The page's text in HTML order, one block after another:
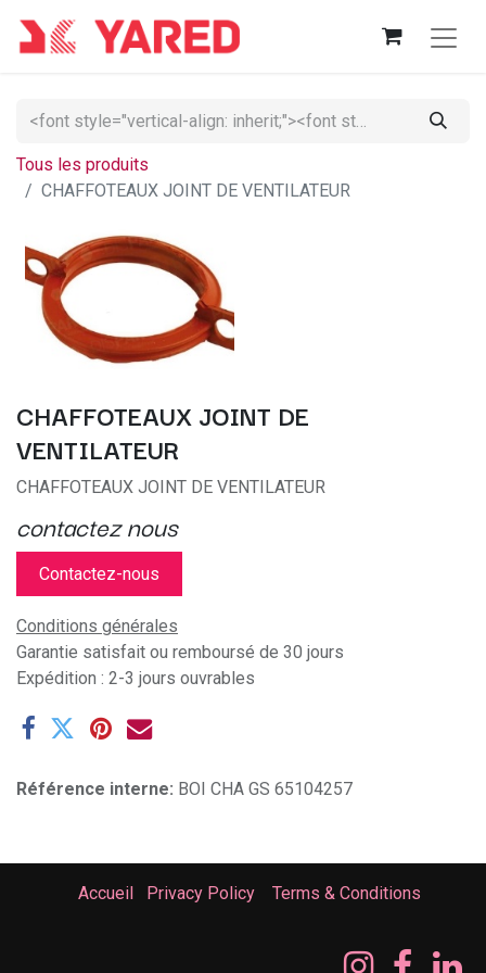
Tous les produits
CHAFFOTEAUX JOINT DE VENTILATEUR
CHAFFOTEAUX JOINT DE
VENTILATEUR
CHAFFOTEAUX JOINT DE VENTILATEUR
contactez nous
Contactez-nous
Conditions générales
Garantie satisfait ou remboursé de 30 jours
Expédition : 2-3 jours ouvrables
Référence interne: BOI CHA GS 65104257
Accueil Privacy Policy Terms & Conditions